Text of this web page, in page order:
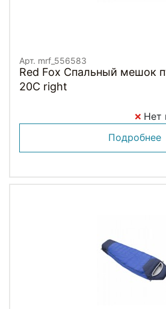
Арт. mrf_556583
Red Fox Спальный мешок
20C right
Нет
Подробнее